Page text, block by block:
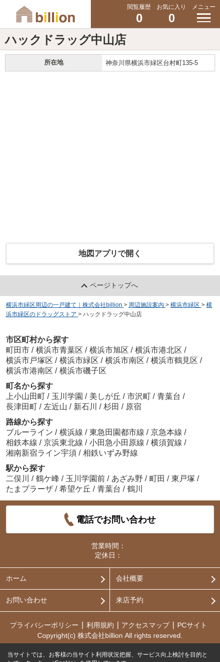
閲覧履歴
0
お気に入り
0
メニュー
ハックドラッグ中山店
所在地 神奈川県横浜市緑区台村町135-5
地図アプリで開く
ページトップへ
横浜市緑区周辺の一戸建て｜株式会社billion > 周辺施設案内 > 横浜市緑区 > 横
浜市緑区のドラッグストア > ハックドラッグ中山店
市区町村から探す
町田市 / 横浜市青葉区 / 横浜市旭区 / 横浜市港北区 /
横浜市戸塚区 / 横浜市緑区 / 横浜市南区 / 横浜市鶴見区 /
横浜市港南区 / 横浜市磯子区
町名から探す
上小山田町 / 玉川学園 / 美しが丘 / 市沢町 / 青葉台 /
長津田町 / 左近山 / 新石川 / 杉田 / 原宿
路線から探す
ブルーライン / 横浜線 / 東急田園都市線 / 京急本線 /
相鉄本線 / 京浜東北線 / 小田急小田原線 / 横須賀線 /
湘南新宿ライン宇須 / 相鉄いずみ野線
駅から探す
二俣川
/ 鶴ケ峰 / 玉川学園前 / あざみ野 / 町田 / 東戸塚 /
たまプラーザ / 希望ケ丘 / 青葉台 / 鶴川
電話でお問い合わせ
営業時間：
定休日：
ホーム 会社概要
お問い合わせ 来店予約
プライバシーポリシー 利用規約 アクセスマップ
PCサイト
Copyright(c) 株式会社billion All rights reserved.
当サイトでは、お客様の当サイト利用状況把握、サービス向上検討を目的と